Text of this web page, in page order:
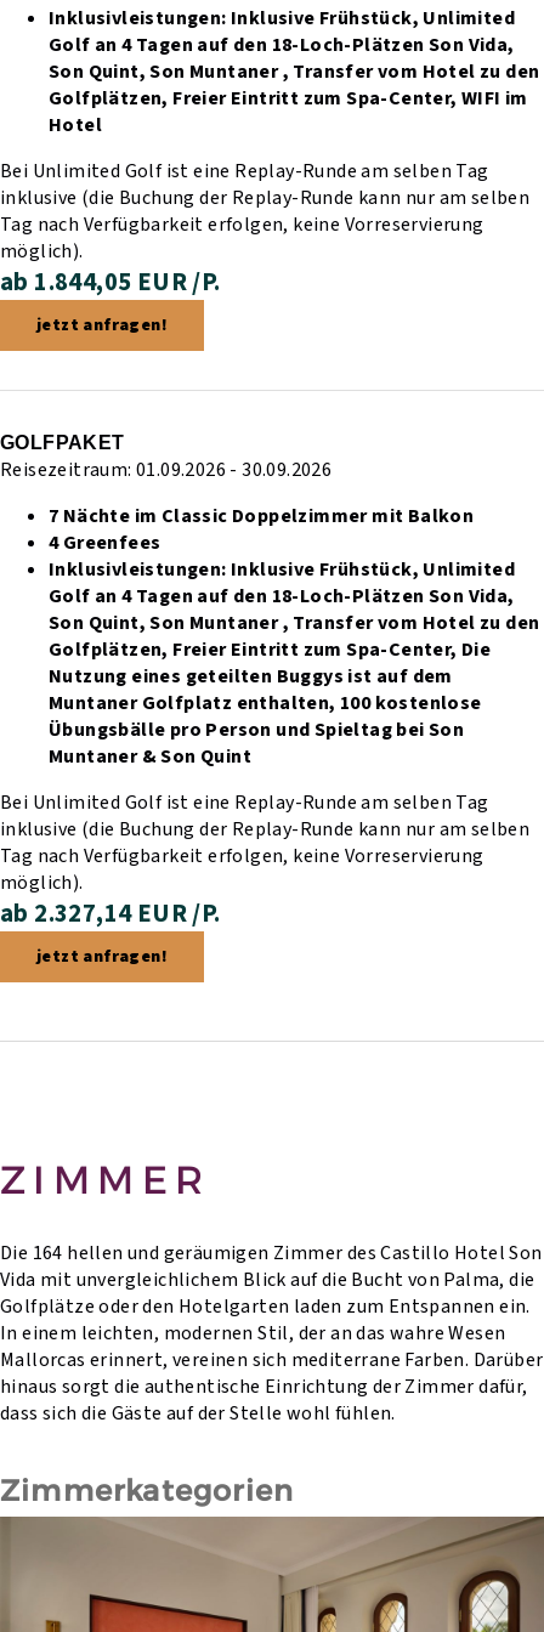
Inklusivleistungen: Inklusive Frühstück, Unlimited
Golf an 4 Tagen auf den 18-Loch-Plätzen Son Vida,
Son Quint, Son Muntaner , Transfer vom Hotel zu den
Golfplätzen, Freier Eintritt zum Spa-Center,WIFI im
Hotel
Bei Unlimited Golf ist eine Replay-Runde am selben Tag
inklusive (die Buchung der Replay-Runde kann nur am selben
Tag nach Verfügbarkeit erfolgen, keine Vorreservierung
möglich).
ab 1.844,05 EUR /P.
jetzt anfragen!
GOLFPAKET
Reisezeitraum: 01.09.2026 - 30.09.2026
7 Nächte im Classic Doppelzimmer mit Balkon
4 Greenfees
Inklusivleistungen: Inklusive Frühstück, Unlimited
Golf an 4 Tagen auf den 18-Loch-Plätzen Son Vida,
Son Quint, Son Muntaner , Transfer vom Hotel zu den
Golfplätzen, Freier Eintritt zum Spa-Center, Die
Nutzung eines geteilten Buggys ist auf dem
Muntaner Golfplatz enthalten, 100 kostenlose
Übungsbälle pro Person und Spieltag bei Son
Muntaner & Son Quint
Bei Unlimited Golf ist eine Replay-Runde am selben Tag
inklusive (die Buchung der Replay-Runde kann nur am selben
Tag nach Verfügbarkeit erfolgen, keine Vorreservierung
möglich).
ab 2.327,14 EUR /P.
jetzt anfragen!
ZIMMER
Die 164 hellen und geräumigen Zimmer des Castillo Hotel Son
Vida mit unvergleichlichem Blick auf die Bucht von Palma, die
Golfplätze oder den Hotelgarten laden zum Entspannen ein.
In einem leichten, modernen Stil, der an das wahre Wesen
Mallorcas erinnert, vereinen sich mediterrane Farben. Darüber
hinaus sorgt die authentische Einrichtung der Zimmer dafür,
dass sich die Gäste auf der Stelle wohl fühlen.
Zimmerkategorien